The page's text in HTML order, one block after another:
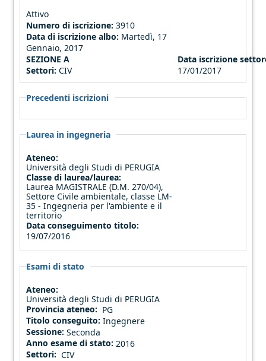
Attivo
Numero di iscrizione: 3910
Data di iscrizione albo: Martedì, 17
Gennaio, 2017
SEZIONE A
Settori: CIV
Data iscrizione
17/01/2017
Precedenti iscrizioni
Laurea in ingegneria
Ateneo:
Università degli Studi di PERUGIA
Classe di laurea/laurea:
Laurea MAGISTRALE (D.M. 270/04),
Settore Civile ambientale, classe LM-
35 - Ingegneria per l'ambiente e il
territorio
Data conseguimento titolo:
19/07/2016
Esami di stato
Ateneo:
Università degli Studi di PERUGIA
Provincia ateneo: PG
Titolo conseguito:Ingegnere
Sessione:Seconda
Anno esame di stato: 2016
Settori: CIV